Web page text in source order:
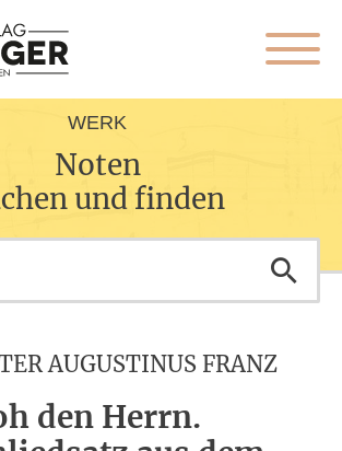
WERK
Noten
und finden
AUGUSTINUS FRANZ
den Herrn.